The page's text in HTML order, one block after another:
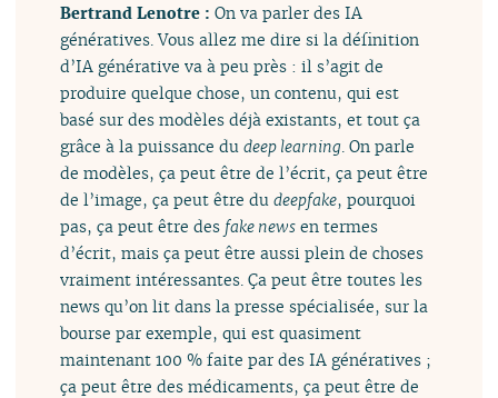
Bertrand Lenotre :On va parler des IA
génératives. Vous allez me dire si la définition
d’IA générative va à peu près : il s’agit de
produire quelque chose, un contenu, qui est
basé sur des modèles déjà existants, et tout ça
grâce à la puissance dudeep learning . On parle
de modèles, ça peut être de l’écrit, ça peut être
de l’image, ça peut être dudeepfake, pourquoi
pas, ça peut être des fake news en termes
d’écrit, mais ça peut être aussi plein de choses
vraiment intéressantes. Ça peut être toutes les
news qu’on lit dans la presse spécialisée, sur la
bourse par exemple, qui est quasiment
maintenant 100 % faite par des IA génératives ;
ça peut être des médicaments, ça peut être de